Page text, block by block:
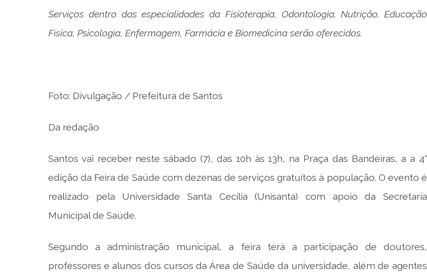
Serviços dentro das especialidades da Fisioterapia, Odontologia, Nutrição, Educação
Física, Psicologia, Enfermagem, Farmácia e Biomedicina serão oferecidos.
Foto: Divulgação / Prefeitura de Santos
Da redação
Santos vai receber neste sábado (7), das 10h às 13h, na Praça das Bandeiras, a a 4°
edição da Feira de Saúde com dezenas de serviços gratuitos à população. O evento é
realizado pela Universidade Santa Cecília (Unisanta) com apoio da Secretaria
Municipal de Saúde.
Segundo a administração municipal, a feira terá a participação de doutores,
professores e alunos dos cursos da Área de Saúde da universidade, além de agentes